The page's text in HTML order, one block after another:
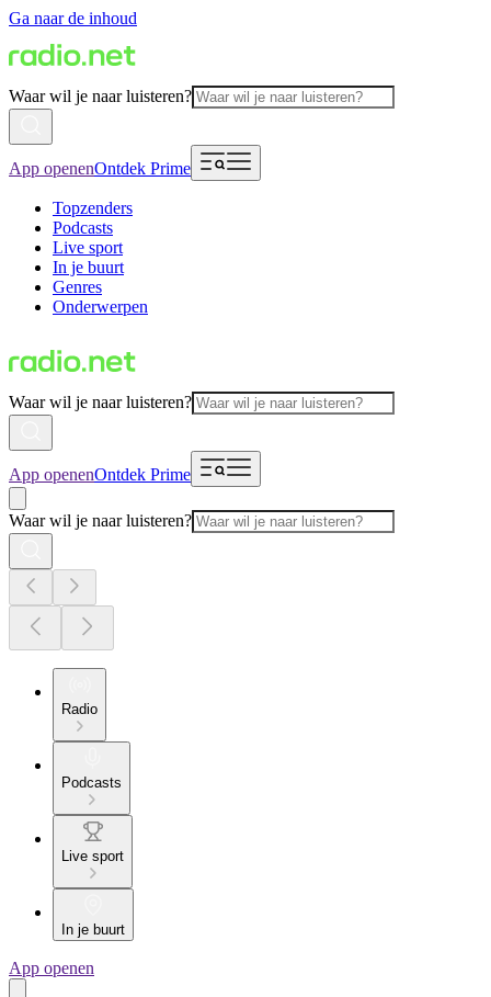
Ga naar de inhoud
Waar wil je naar luisteren?
App openenOntdek Prime
Topzenders
Podcasts
Live sport
In je buurt
Genres
Onderwerpen
Waar wil je naar luisteren?
App openenOntdek Prime
Waar wil je naar luisteren?
Radio
Podcasts
Live sport
In je buurt
App openen